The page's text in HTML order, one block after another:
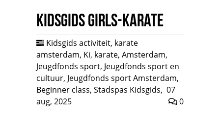
Kidsgids Girls-Karate
Kidsgids activiteit, karate
amsterdam, Ki, karate, Amsterdam,
Jeugdfonds sport, Jeugdfonds sport en
cultuur, Jeugdfonds sport Amsterdam,
Beginner class, Stadspas Kidsgids, 07
aug, 2025
0